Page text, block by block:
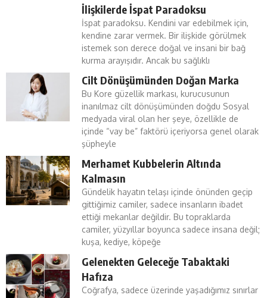
İlişkilerde İspat Paradoksu
İspat paradoksu. Kendini var edebilmek için,
kendine zarar vermek. Bir ilişkide görülmek
istemek son derece doğal ve insani bir bağ
kurma arayışıdır. Ancak bu sağlıklı
Cilt Dönüşümünden Doğan Marka
Bu Kore güzellik markası, kurucusunun
inanılmaz cilt dönüşümünden doğdu Sosyal
medyada viral olan her şeye, özellikle de
içinde “vay be” faktörü içeriyorsa genel olarak
şüpheyle
Merhamet Kubbelerin Altında
Kalmasın
Gündelik hayatın telaşı içinde önünden geçip
gittiğimiz camiler, sadece insanların ibadet
ettiği mekanlar değildir. Bu topraklarda
camiler, yüzyıllar boyunca sadece insana değil;
kuşa, kediye, köpeğe
Gelenekten Geleceğe Tabaktaki
Hafıza
Coğrafya, sadece üzerinde yaşadığımız sınırlar